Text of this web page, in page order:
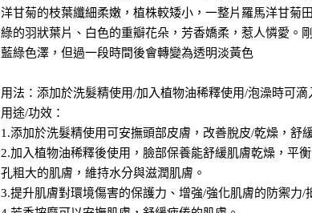
洋甘菊的枝葉纖細柔嫩，植株較矮小，一整片羅馬洋甘菊
綠的羽狀葉片、白色的重瓣花朵，芳香嬌柔，惹人憐愛。
藍綠色澤，但過一段時間後會轉變為透明淡黃色
用法：添加於洗髮精使用/加入植物油稀釋使用/泡澡時可滴
用途/功效：
1.添加於洗髮精使用可安撫頭部皮膚，改善脫皮/乾燥，舒
2.加入植物油稀釋後使用，臉部保養能舒緩肌膚乾燥，平
孔粗大的肌膚，維持水分與滋潤肌膚。
3.提升肌膚對環境傷害的保護力、增強/強化肌膚的防禦力/